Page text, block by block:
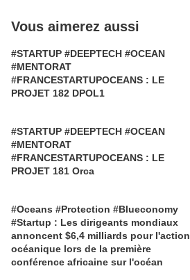
Vous aimerez aussi
#STARTUP #DEEPTECH #OCEAN
#MENTORAT
#FRANCESTARTUPOCEANS : LE
PROJET 182 DPOL1
#STARTUP #DEEPTECH #OCEAN
#MENTORAT
#FRANCESTARTUPOCEANS : LE
PROJET 181 Orca
#Oceans #Protection #Blueconomy
#Startup : Les dirigeants mondiaux
annoncent $6,4 milliards pour l'action
océanique lors de la première
conférence africaine sur l'océan